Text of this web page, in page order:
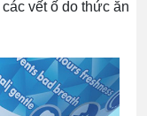
vết ố do thức ăn